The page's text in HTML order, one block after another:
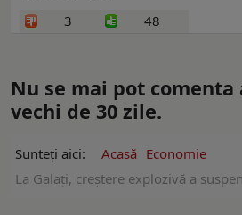
3
48
Nu se mai pot
vechi de 30 zile.
Sunteți aici: Acasă Economie
La Galaţi, creștere explozivă a